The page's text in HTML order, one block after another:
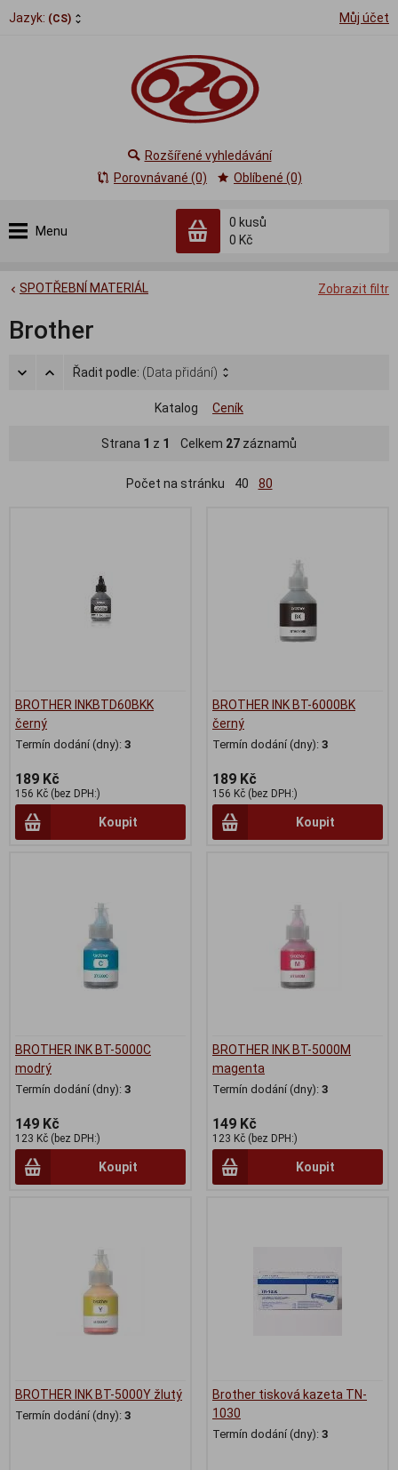
Jazyk: (CS) Můj účet
Menu
0 kusů
0 Kč
Rozšířené vyhledávání
Porovnávané (0)
Oblíbené (0)
Zobrazit filtr
SPOTŘEBNÍ MATERIÁL
Brother
Řadit podle: (Data přidání)
Katalog Ceník
Strana 1 z 1 Celkem 27 záznamů
Počet na stránku 40 80
BROTHER INKBTD60BKK
černý
Termín dodání (dny): 3
189 Kč
156 Kč (bez DPH:)
Koupit
BROTHER INK BT-6000BK
černý
Termín dodání (dny): 3
189 Kč
156 Kč (bez DPH:)
Koupit
BROTHER INK BT-5000C
modrý
Termín dodání (dny): 3
149 Kč
123 Kč (bez DPH:)
Koupit
BROTHER INK BT-5000M
magenta
Termín dodání (dny): 3
149 Kč
123 Kč (bez DPH:)
Koupit
BROTHER INK BT-5000Y žlutý
Termín dodání (dny): 3
Brother tisková kazeta TN-
1030
Termín dodání (dny): 3